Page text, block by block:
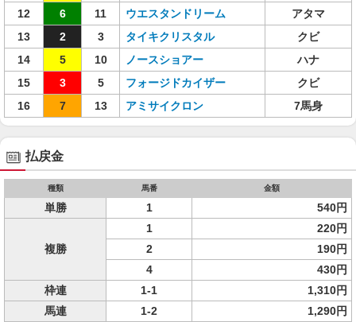
12
6 11 ウエスタンドリーム
アタマ
13
2 3 タイキクリスタル
クビ
14
5 10 ノースショアー
ハナ
15
3 5 フォージドカイザー
クビ
16
7 13 アミサイクロン 7馬身
払戻金
種類 馬番 金額
単勝 1 540円
複勝
1
220円
2
190円
4
430円
枠連
1-1
1,310円
馬連
1-2 1,290円